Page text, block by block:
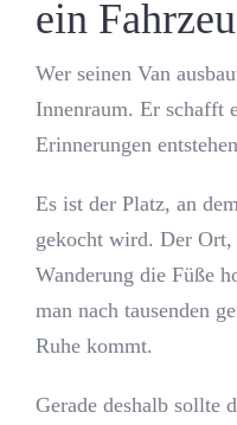
ein
Wer seinen Van
Innenraum. Er schafft
Erinnerungen
Es ist der Platz, an
gekocht wird. Der Ort,
Wanderung die Füße
man nach tausenden
Ruhe kommt.
Gerade deshalb sollte